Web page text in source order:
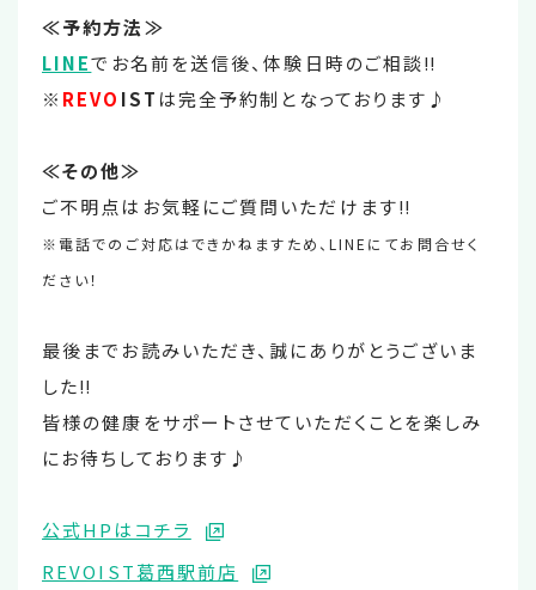
≪予約方法≫
LINEでお名前を送信後、体験日時のご相談‼
※ REVO IST は完全予約制となっております♪
≪その他≫
ご不明点はお気軽にご質問いただけます‼
※電話でのご対応はできかねますため、LINEにてお問合せく
ださい！
最後までお読みいただき、誠にありがとうございま
した‼
皆様の健康をサポートさせていただくことを楽しみ
にお待ちしております♪
公式HPはコチラ
REVOIST葛西駅前店